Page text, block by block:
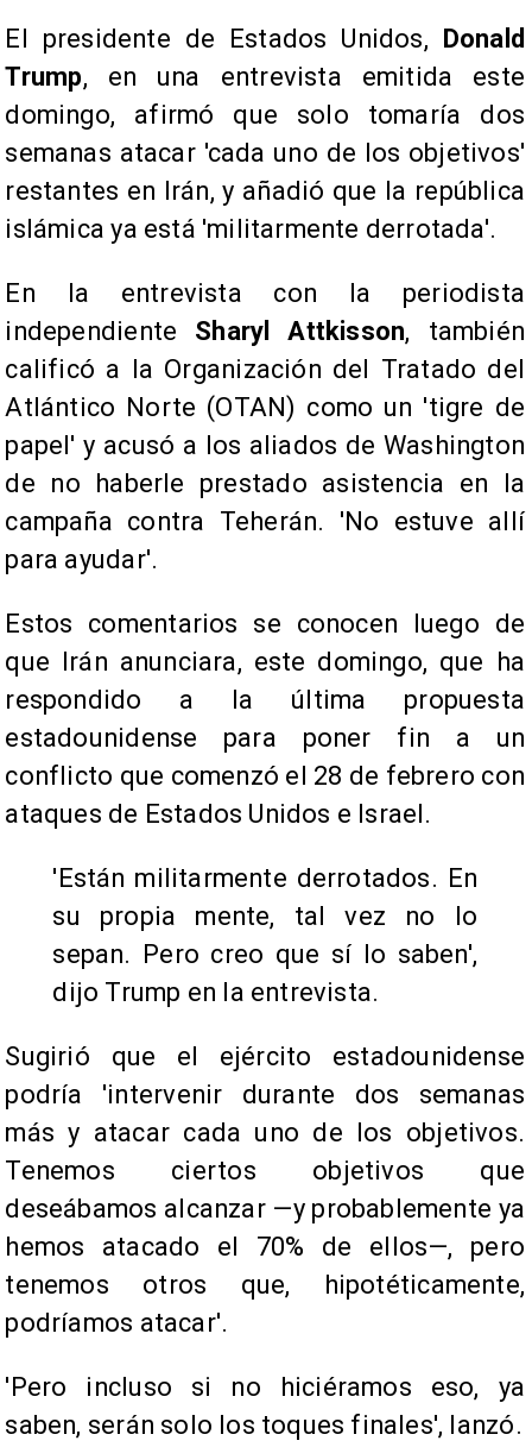
El presidente de Estados Unidos, Donald
Trump, en una entrevista emitida este
domingo, afirmó que solo tomaría dos
semanas atacar 'cada uno de los objetivos'
restantes en Irán, y añadió que la república
islámica ya está 'militarmente derrotada'.
En la entrevista con la periodista
independiente Sharyl Attkisson, también
calificó a la Organización del Tratado del
Atlántico Norte (OTAN) como un 'tigre de
papel' y acusó a los aliados de Washington
de no haberle prestado asistencia en la
campaña contra Teherán. 'No estuve allí
para ayudar'.
Estos comentarios se conocen luego de
que Irán anunciara, este domingo, que ha
respondido a la última propuesta
estadounidense para poner fin a un
conflicto que comenzó el 28 de febrero con
ataques de Estados Unidos e Israel.
'Están militarmente derrotados. En
su propia mente, tal vez no lo
sepan. Pero creo que sí lo saben',
dijo Trump en la entrevista.
Sugirió que el ejército estadounidense
podría 'intervenir durante dos semanas
más y atacar cada uno de los objetivos.
Tenemos ciertos objetivos que
deseábamos alcanzar —y probablemente ya
hemos atacado el 70% de ellos—, pero
tenemos otros que, hipotéticamente,
podríamos atacar'.
'Pero incluso si no hiciéramos eso, ya
saben, serán solo los toques finales', lanzó.